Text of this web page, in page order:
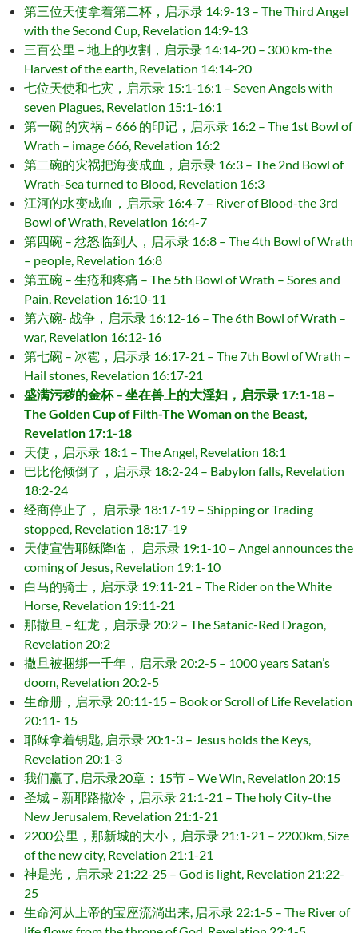
第三位天使拿着第二杯，启示录 14:9-13 – The Third Angel
with the Second Cup, Revelation 14:9-13
三百公里 – 地上的收割，启示录 14:14-20 – 300 km-the
Harvest of the earth, Revelation 14:14-20
七位天使和七灾，启示录 15:1-16:1 – Seven Angels with
seven Plagues, Revelation 15:1-16:1
第一碗 的灾祸 – 666 的印记，启示录 16:2 – The 1st Bowl of
Wrath – image 666, Revelation 16:2
第二碗的灾祸把海变成血，启示录 16:3 – The 2nd Bowl of
Wrath-Sea turned to Blood, Revelation 16:3
江河的水变成血，启示录 16:4-7 – River of Blood-the 3rd
Bowl of Wrath, Revelation 16:4-7
第四碗 – 忿怒临到人，启示录 16:8 – The 4th Bowl of Wrath
– people, Revelation 16:8
第五碗 – 生疮和疼痛 – The 5th Bowl of Wrath – Sores and
Pain, Revelation 16:10-11
第六碗- 战争，启示录 16:12-16 – The 6th Bowl of Wrath –
war, Revelation 16:12-16
第七碗 – 冰雹，启示录 16:17-21 – The 7th Bowl of Wrath –
Hail stones, Revelation 16:17-21
盛满污秽的金杯 – 坐在兽上的大淫妇，启示录 17:1-18 –
The Golden Cup of Filth-The Woman on the Beast,
Revelation 17:1-18
天使，启示录 18:1 – The Angel, Revelation 18:1
巴比伦倾倒了，启示录 18:2-24 – Babylon falls, Revelation
18:2-24
经商停止了， 启示录 18:17-19 – Shipping or Trading
stopped, Revelation 18:17-19
天使宣告耶稣降临， 启示录 19:1-10 – Angel announces the
coming of Jesus, Revelation 19:1-10
白马的骑士，启示录 19:11-21 – The Rider on the White
Horse, Revelation 19:11-21
那撒旦 – 红龙，启示录 20:2 – The Satanic-Red Dragon,
Revelation 20:2
撒旦被捆绑一千年，启示录 20:2-5 – 1000 years Satan’s
doom, Revelation 20:2-5
生命册，启示录 20:11-15 – Book or Scroll of Life Revelation
20:11- 15
耶稣拿着钥匙, 启示录 20:1-3 – Jesus holds the Keys,
Revelation 20:1-3
我们赢了, 启示录20章：15节 – We Win, Revelation 20:15
圣城 – 新耶路撒冷，启示录 21:1-21 – The holy City-the
New Jerusalem, Revelation 21:1-21
2200公里，那新城的大小，启示录 21:1-21 – 2200km, Size
of the new city, Revelation 21:1-21
神是光，启示录 21:22-25 – God is light, Revelation 21:22-
25
生命河从上帝的宝座流淌出来, 启示录 22:1-5 – The River of